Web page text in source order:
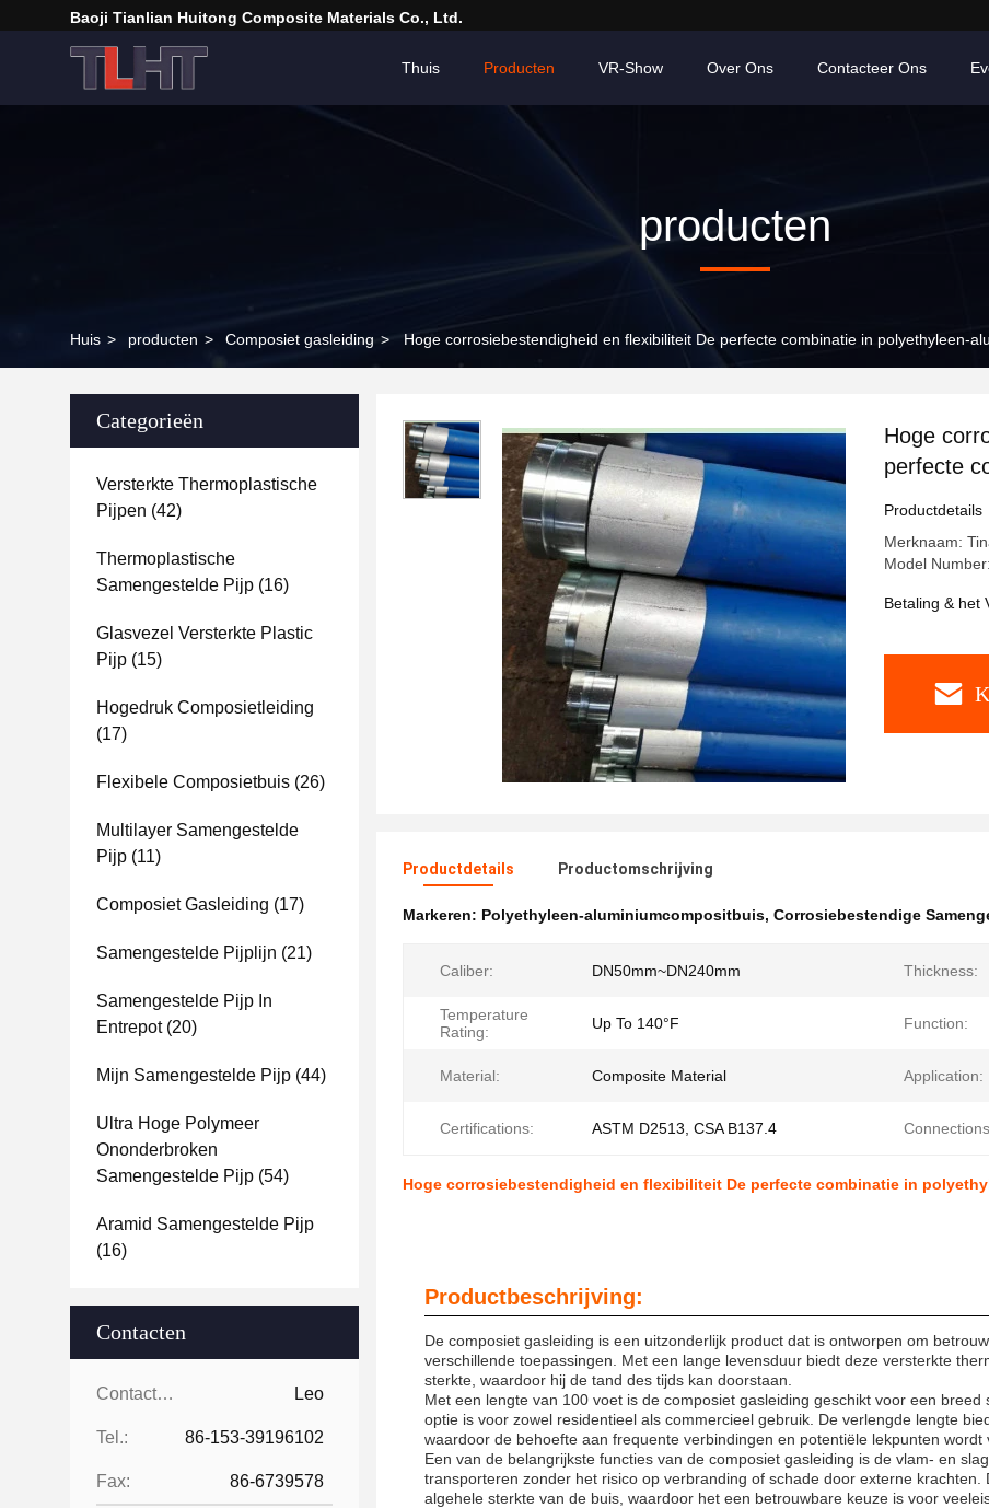
Baoji Tianlian Huitong Composite Materials Co., Ltd.
Thuis Producten VR-Show Over Ons Contacteer Ons
producten
Huis > producten > Composiet gasleiding > Hoge corrosiebestendigheid en flexibiliteit De perfecte combinatie in polyethyleen-
Categorieën
Versterkte Thermoplastische
Pijpen (42)
Thermoplastische
Samengestelde Pijp (16)
Glasvezel Versterkte Plastic
Pijp (15)
Hogedruk Composietleiding
(17)
Flexibele Composietbuis (26)
Multilayer Samengestelde
Pijp (11)
Composiet Gasleiding (17)
Samengestelde Pijplijn (21)
Samengestelde Pijp In
Entrepot(20)
Mijn Samengestelde Pijp (44)
Ultra Hoge Polymeer
Ononderbroken
Samengestelde Pijp (54)
Aramid Samengestelde Pijp
(16)
Contacten
Contacten: Leo
Tel.: 86-153-39196102
Fax: 86-6739578
Hoge
perfecte
Productdetails
Merknaam:
Model
Betaling & het
Productdetails Productomschrijving
Markeren: Polyethyleen-aluminiumcompositbuis, Corrosiebestendige
Caliber: DN50mm~DN240mm Thickness:
Temperature
Rating:
Up To 140°F Function:
Material: Composite Material Application:
Certifications: ASTM D2513, CSA B137.4
Hoge corrosiebestendigheid en flexibiliteit De perfecte combinatie in
Productbeschrijving:
De composiet gasleiding is een uitzonderlijk product dat is ontworpen om
verschillende toepassingen. Met een lange levensduur biedt deze versterkte
sterkte, waardoor hij de tand des tijds kan doorstaan.
Met een lengte van 100 voet is de composiet gasleiding geschikt voor een
optie is voor zowel residentieel als commercieel gebruik. De verlengde lengte
waardoor de behoefte aan frequente verbindingen en potentiële lekpunten wordt
Een van de belangrijkste functies van de composiet gasleiding is de vlam- en
transporteren zonder het risico op verbranding of schade door externe
algehele sterkte van de buis, waardoor het een betrouwbare keuze is voor